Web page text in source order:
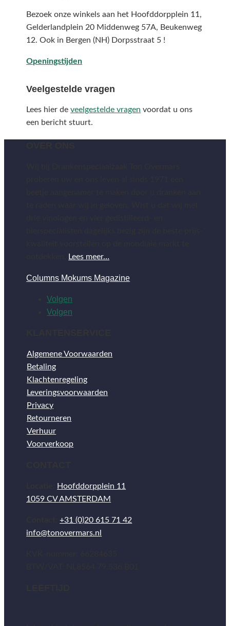
Bezoek onze winkels aan het Hoofddorpplein 11,
Gelderlandplein 20 Middenweg 57A, Beukenweg
12.Ook in Bergen (NH) Dorpsstraat 5 !
Openingstijden
Veelgestelde vragen
Lees hier deveelgestelde vragen voordat u ons
een bericht stuurt.
Lees meer…
Columns Mokums Magazine
Volgen
Volgen
Algemene Voorwaarden
Betaling
Klachtenregeling
Leveringsvoorwaarden
Privacy
Retourneren
Verhuur
Voorverkoop
Hoofddorpplein 11
1059 CV AMSTERDAM
+31 (0)20 615 71 42
info@tonovermars.nl